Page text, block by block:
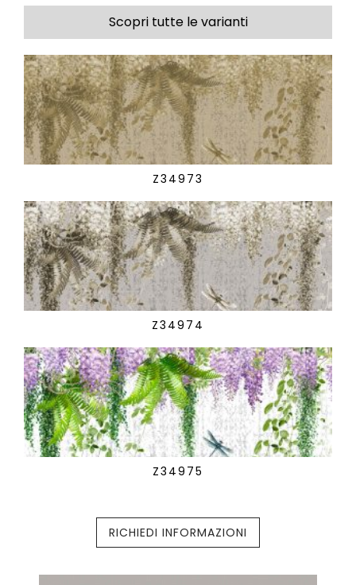
Scopri tutte le varianti
Z34973
Z34974
Z34975
RICHIEDI INFORMAZIONI